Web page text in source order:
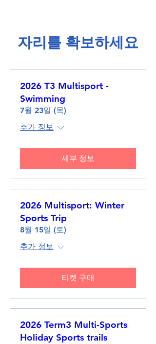
​자리를 확보하세요​
2026 T3 Multisport -
Swimming
7월 23일 (목)
추가 정보
세부 정보
2026 Multisport: Winter
Sports Trip
8월 15일 (토)
추가 정보
티켓 구매
2026 Term3 Multi-Sports
Holiday Sports trails